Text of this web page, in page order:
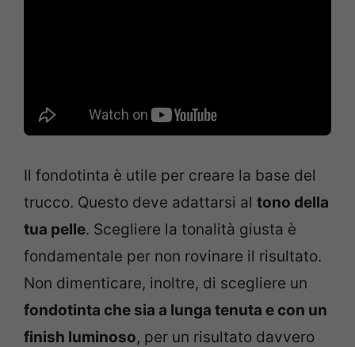
Il fondotinta è utile per creare la base del
trucco. Questo deve adattarsi al tono della
tua pelle. Scegliere la tonalità giusta è
fondamentale per non rovinare il risultato.
Non dimenticare, inoltre, di scegliere un
fondotinta che sia a lunga tenuta e con un
finish luminoso, per un risultato davvero